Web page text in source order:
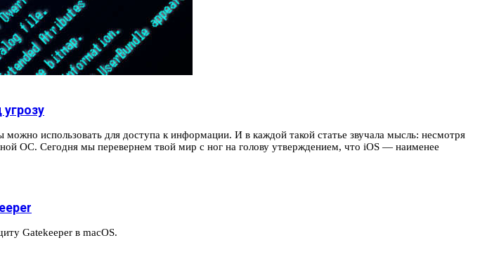
использовать для доступа к информации. И в каждой такой статье звучала мысль: несмотря
ОС. Сегодня мы перевернем твой мир с ног на голову утверждением, что iOS — наименее
Gatekeeper в macOS.